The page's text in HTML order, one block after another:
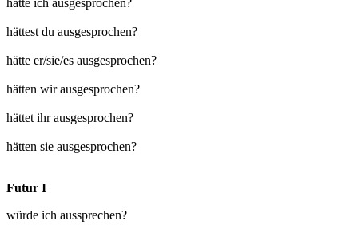
hättest du ausgesprochen?
hätte er/sie/es ausgesprochen?
hätten wir ausgesprochen?
hättet ihr ausgesprochen?
hätten sie ausgesprochen?
Futur I
würde ich aussprechen?